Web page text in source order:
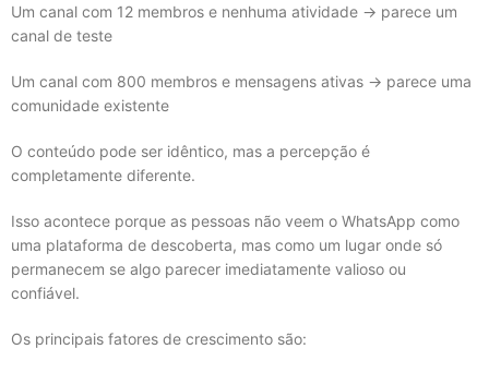
Um canal com 12 membros e nenhuma atividade → parece um
canal de teste
Um canal com 800 membros e mensagens ativas → parece uma
comunidade existente
O conteúdo pode ser idêntico, mas a percepção é
completamente diferente.
Isso acontece porque as pessoas não veem o WhatsApp como
uma plataforma de descoberta, mas como um lugar onde só
permanecem se algo parecer imediatamente valioso ou
confiável.
Os principais fatores de crescimento são: